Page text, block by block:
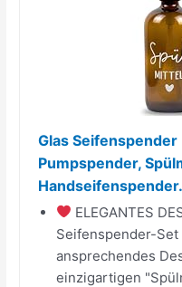
Glas
Pumpspender,
ELEGANTES
Seifenspender-
ansprechendes
einzigartigen